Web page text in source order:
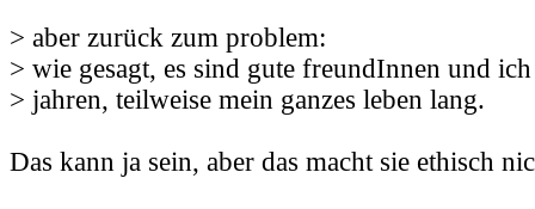
> aber zurück zum problem:
> wie gesagt, es sind gute freundInnen und
> jahren, teilweise mein ganzes leben lang.
Das kann ja sein, aber das macht sie ethisch